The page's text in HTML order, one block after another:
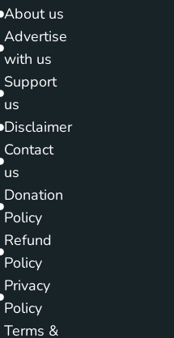
About us
Advertise
with us
Support
us
Disclaimer
Contact
us
Donation
Policy
Refund
Policy
Privacy
Policy
Terms &